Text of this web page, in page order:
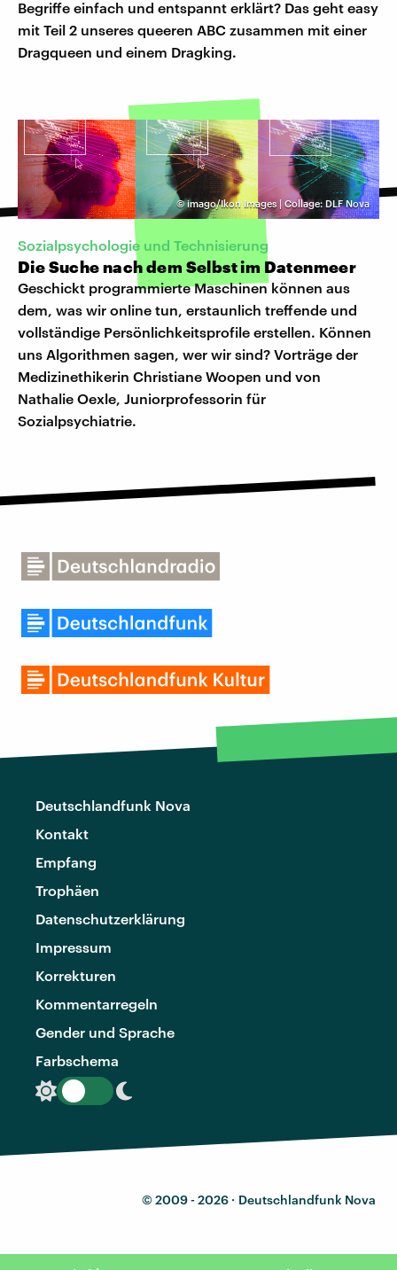
Begriffe einfach und entspannt erklärt? Das geht easy
mit Teil 2 unseres queeren ABC zusammen mit einer
Dragqueen und einem Dragking.
©imago/Ikon Images | Collage: DLF Nova
Sozialpsychologie und Technisierung
Die Suche nach dem Selbst im Datenmeer
Geschickt programmierte Maschinen können aus
dem, was wir online tun, erstaunlich treffende und
vollständige Persönlichkeitsprofile erstellen. Können
uns Algorithmen sagen, wer wir sind? Vorträge der
Medizinethikerin Christiane Woopen und von
Nathalie Oexle, Juniorprofessorin für
Sozialpsychiatrie.
Deutschlandfunk Nova
Kontakt
Empfang
Trophäen
Datenschutzerklärung
Impressum
Korrekturen
Kommentarregeln
Gender und Sprache
Farbschema
© 2009 - 2026 · Deutschlandfunk Nova